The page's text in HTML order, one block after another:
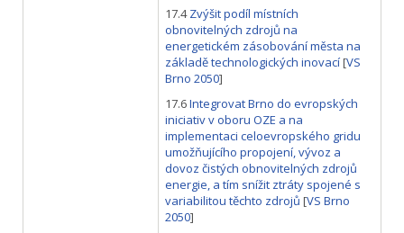
17.4 Zvýšit podíl místních
obnovitelných zdrojů na
energetickém zásobování města na
základě technologických inovací[VS
Brno 2050]
17.6Integrovat Brno do evropských
iniciativ v oboru OZE a na
implementaci celoevropského gridu
umožňujícího propojení, vývoz a
dovoz čistých obnovitelných zdrojů
energie, a tím snížit ztráty spojené s
variabilitou těchto zdrojů [VS Brno
2050]